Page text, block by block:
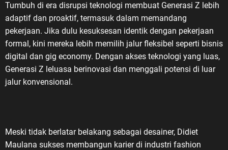
Tumbuh di era disrupsi teknologi membuat Generasi Z lebih
adaptif dan proaktif, termasuk dalam memandang
pekerjaan. Jika dulu kesuksesan identik dengan pekerjaan
formal, kini mereka lebih memilih jalur fleksibel seperti bisnis
digital dan gig economy. Dengan akses teknologi yang luas,
Generasi Z leluasa berinovasi dan menggali potensi di luar
jalur konvensional.
Meski tidak berlatar belakang sebagai desainer, Didiet
Maulana sukses membangun karier di industri fashion